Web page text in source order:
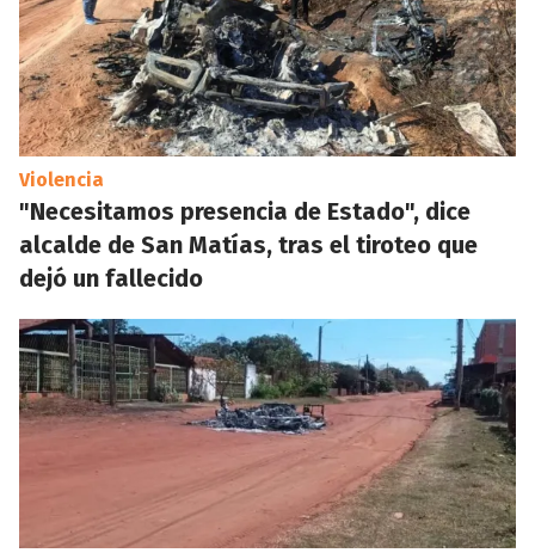
Violencia
"Necesitamos presencia de Estado", dice
alcalde de San Matías, tras el tiroteo que
dejó un fallecido